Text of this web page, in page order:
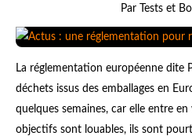
Par Tests et
La réglementation européenne dite
déchets issus des emballages en
quelques semaines, car elle entre
objectifs sont louables, ils sont